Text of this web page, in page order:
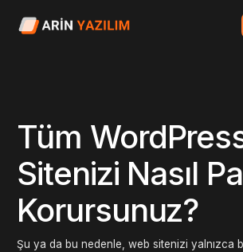
Tüm
Sitenizi Nasıl
Korursunuz?
Şu ya da bu nedenle, web sitenizi yalnızca